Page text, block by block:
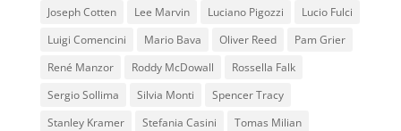
Joseph Cotten
Lee Marvin Luciano Pigozzi
Lucio Fulci
Luigi Comencini
Mario Bava Oliver Reed
Pam Grier
René Manzor
Roddy McDowall
Rossella Falk
Sergio Sollima
Silvia Monti
Spencer Tracy
Stanley Kramer
Stefania Casini
Tomas Milian